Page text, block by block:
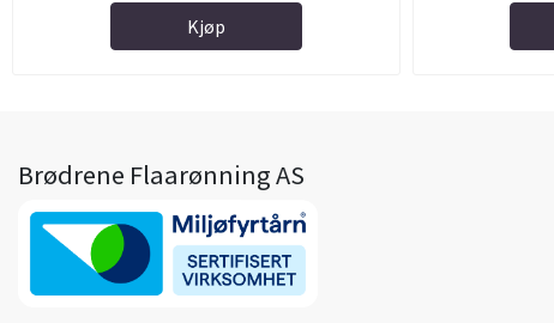
Kjøp
Brødrene Flaarønning AS